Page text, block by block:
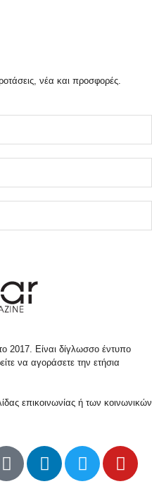
νέα και προσφορές.
2017. Είναι δίγλωσσο έντυπο
να αγοράσετε την ετήσια
επικοινωνίας ή των κοινωνικών